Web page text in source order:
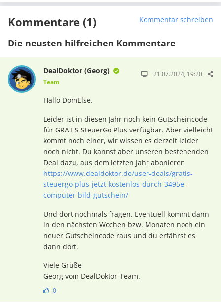
Kommentare (1) Kommentar schreiben
Die neusten hilfreichen Kommentare
DealDoktor (Georg)
Team
21.07.2024, 19:20
Hallo DomElse.
Leider ist in diesen Jahr noch kein Gutscheincode
für GRATIS SteuerGo Plus verfügbar. Aber vielleicht
kommt noch einer, wir wissen es derzeit leider
noch nicht. Du kannst aber unseren bestehenden
Deal dazu, aus dem letzten Jahr abonieren
https://www.dealdoktor.de/user-deals/gratis-
steuergo-plus-jetzt-kostenlos-durch-3495e-
computer-bild-gutschein/
Und dort nochmals fragen. Eventuell kommt dann
in den nächsten Wochen bzw. Monaten noch ein
neuer Gutscheincode raus und du erfährst es
dann dort.
Viele Grüße
Georg vom DealDoktor-Team.
0